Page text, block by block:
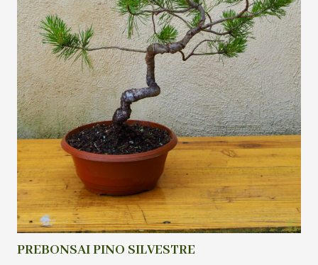
PREBONSAI PINO SILVESTRE